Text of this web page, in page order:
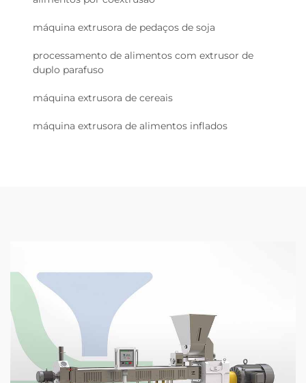
máquina extrusora de pedaços de soja
processamento de alimentos com extrusor de
duplo parafuso
máquina extrusora de cereais
máquina extrusora de alimentos inflados